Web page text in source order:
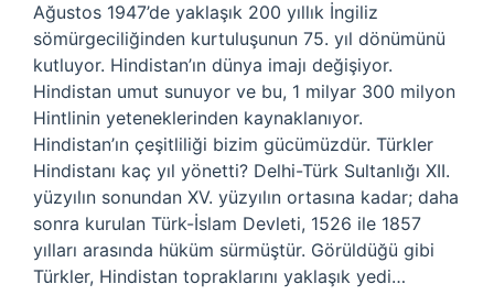
Ağustos 1947’de yaklaşık 200 yıllık İngiliz
sömürgeciliğinden kurtuluşunun 75. yıl dönümünü
kutluyor. Hindistan’ın dünya imajı değişiyor.
Hindistan umut sunuyor ve bu, 1 milyar 300 milyon
Hintlinin yeteneklerinden kaynaklanıyor.
Hindistan’ın çeşitliliği bizim gücümüzdür. Türkler
Hindistanı kaç yıl yönetti? Delhi-Türk Sultanlığı XII.
yüzyılın sonundan XV. yüzyılın ortasına kadar; daha
sonra kurulan Türk-İslam Devleti, 1526 ile 1857
yılları arasında hüküm sürmüştür. Görüldüğü gibi
Türkler, Hindistan topraklarını yaklaşık yedi…